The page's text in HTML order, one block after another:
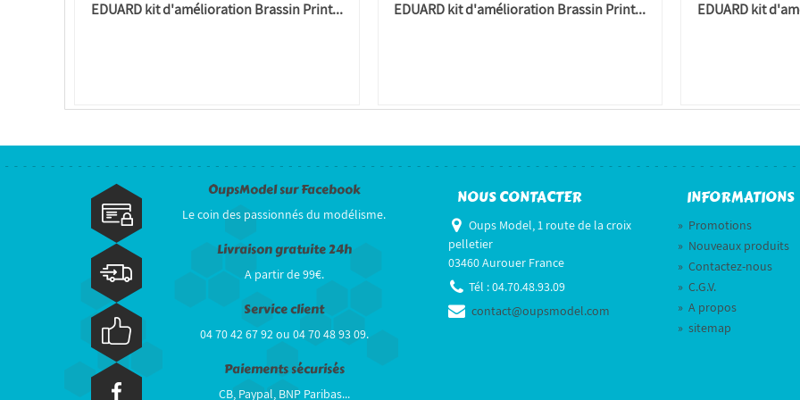
EDUARD kit d'amélioration Brassin Print... EDUARD kit d'amélioration Brassin Print... EDUARD kit
OupsModel sur Facebook
Le coin des passionnés du modélisme.
Livraison gratuite 24h
A partir de 99€.
Service client
04 70 42 67 92 ou 04 70 48 93 09.
Paiements sécurisés
CB, Paypal, BNP Paribas...
NOUS CONTACTER
Oups Model, 1 route de la croix
pelletier
03460 Aurouer France
Tél :04.70.48.93.09
contact@oupsmodel.com
INFORMATIONS
» Promotions
» Nouveaux produits
» Contactez-nous
» C.G.V.
» A propos
» sitemap